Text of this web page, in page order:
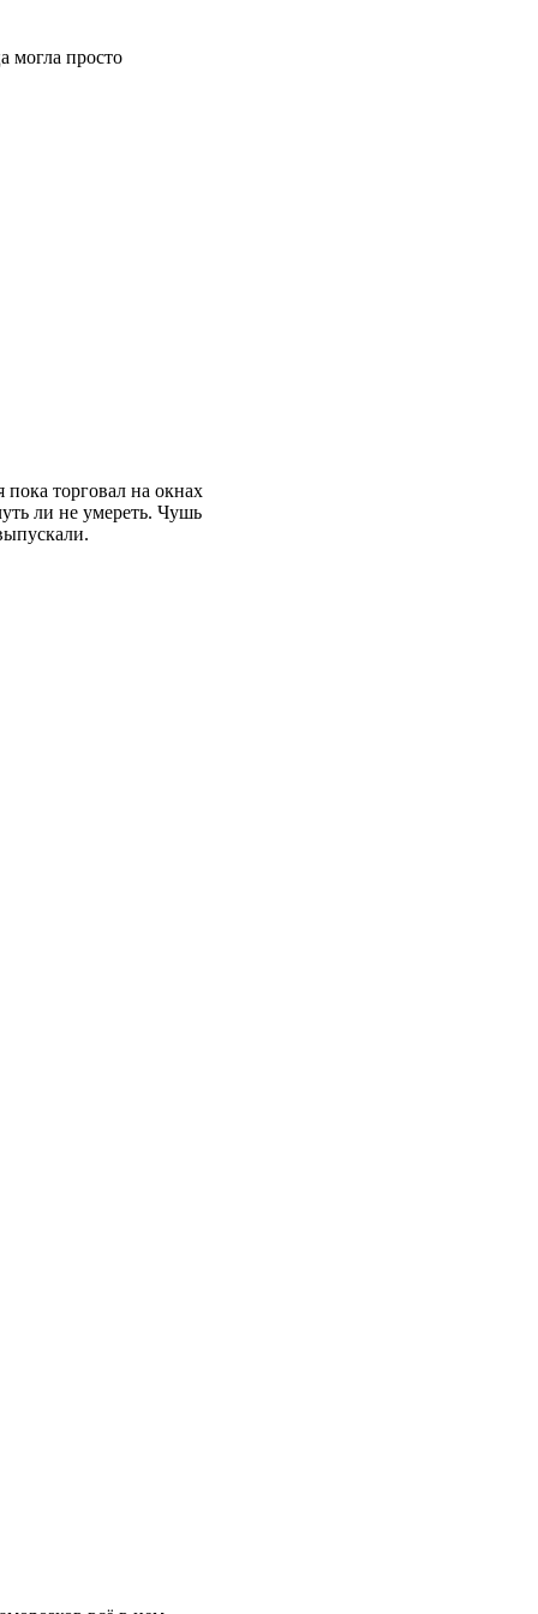
могла просто
торговал на окнах
ли не умереть. Чушь